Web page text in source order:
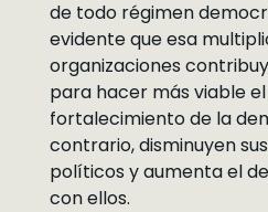
de todo régimen
evidente que esa
organizaciones
para hacer más viable
fortalecimiento de la
contrario, disminuyen
políticos y aumenta el
con ellos.